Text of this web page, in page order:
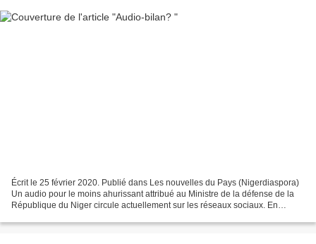
Écrit le 25 février 2020. Publié dans Les nouvelles du Pays (Nigerdiaspora)
Un audio pour le moins ahurissant attribué au Ministre de la défense de la
République du Niger circule actuellement sur les réseaux sociaux. En